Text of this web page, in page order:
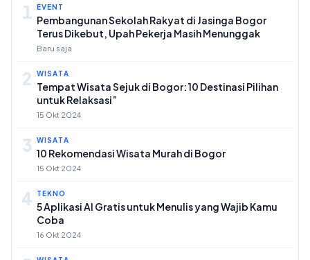
1 EVENT
Pembangunan Sekolah Rakyat di Jasinga Bogor
Terus Dikebut, Upah Pekerja Masih Menunggak
Baru saja
2 WISATA
Tempat Wisata Sejuk di Bogor: 10 Destinasi Pilihan
untuk Relaksasi”
15 Okt 2024
3 WISATA
10 Rekomendasi Wisata Murah di Bogor
15 Okt 2024
4 TEKNO
5 Aplikasi AI Gratis untuk Menulis yang Wajib Kamu
Coba
16 Okt 2024